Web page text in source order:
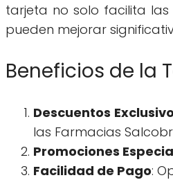
tarjeta no solo facilita
pueden mejorar
Beneficios de la
Descuentos
las Farmacias
Promociones
Facilidad de Pago: